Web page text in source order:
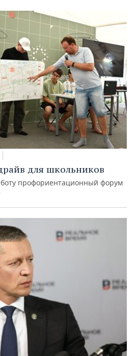
для школьников
профориентационный форум